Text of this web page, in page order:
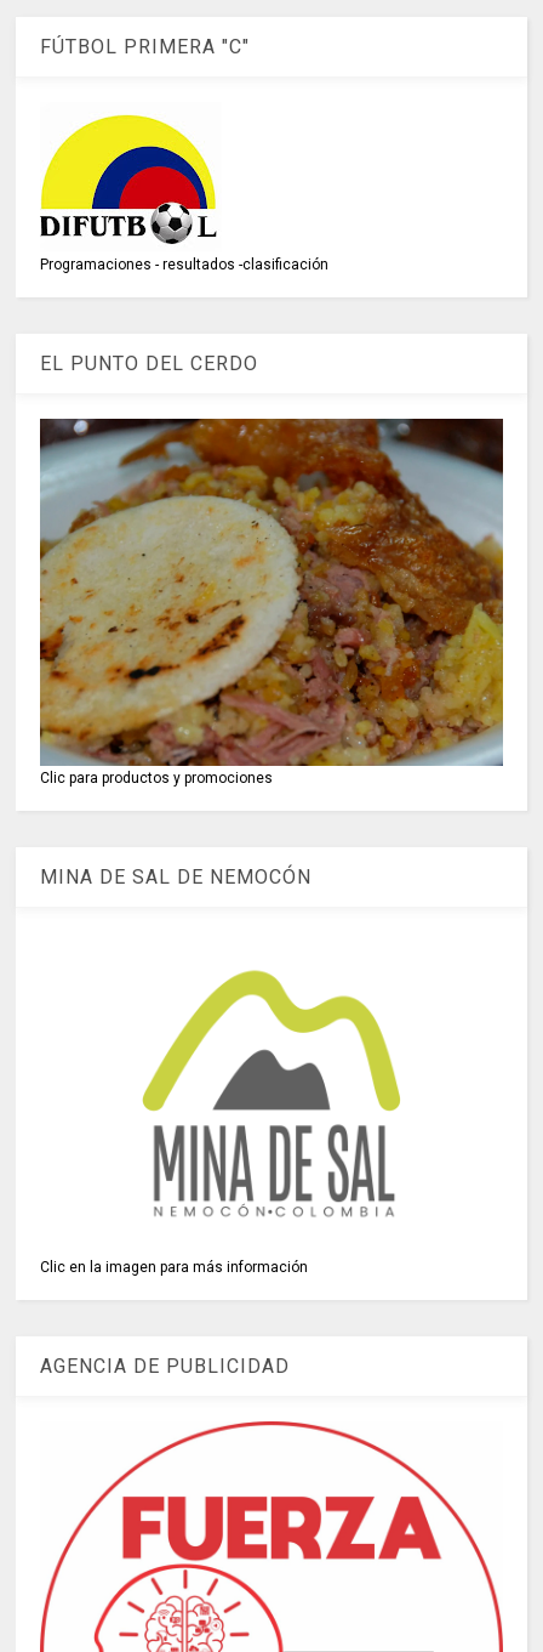
FÚTBOL PRIMERA "C"
Programaciones - resultados -clasificación
EL PUNTO DEL CERDO
Clic para productos y promociones
MINA DE SAL DE NEMOCÓN
Clic en la imagen para más información
AGENCIA DE PUBLICIDAD